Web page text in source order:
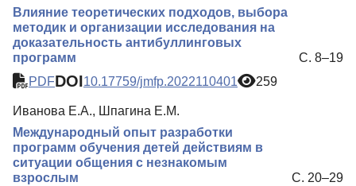
Влияние теоретических подходов, выбора
методик и организации исследования на
доказательность антибуллинговых
программ
С. 8–19
PDFDOI10.17759/jmfp.2022110401 259
Иванова Е.А., Шпагина Е.М.
Международный опыт разработки
программ обучения детей действиям в
ситуации общения с незнакомым
взрослым
С. 20–29